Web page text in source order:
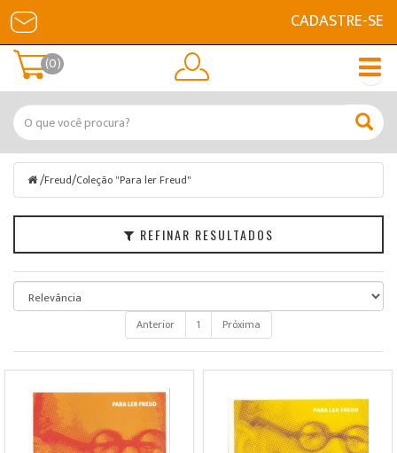
CADASTRE-SE
(0)
/Freud/Coleção "Para ler Freud"
REFINAR RESULTADOS
Filtrar
Freud
Marcas
Faixa
Anterior 1 Próxima